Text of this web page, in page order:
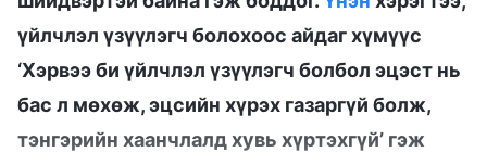
үйлчлэл үзүүлэгч болохоос айдаг хүмүүс
‘Хэрвээ би үйлчлэл үзүүлэгч болбол эцэст нь
бас л мөхөж, эцсийн хүрэх газаргүй болж,
тэнгэрийн хаанчлалд хувь хүртэхгүй’ гэж